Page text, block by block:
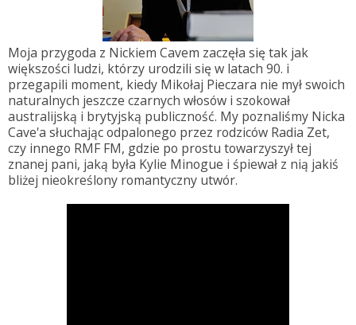
Moja przygoda z Nickiem Cavem zaczęła się tak jak
większości ludzi, którzy urodzili się w latach 90. i
przegapili moment, kiedy Mikołaj Pieczara nie mył swoich
naturalnych jeszcze czarnych włosów i szokował
australijską i brytyjską publiczność. My poznaliśmy Nicka
Cave'a słuchając odpalonego przez rodziców Radia Zet,
czy innego RMF FM, gdzie po prostu towarzyszył tej
znanej pani, jaką była Kylie Minogue i śpiewał z nią jakiś
bliżej nieokreślony romantyczny utwór.